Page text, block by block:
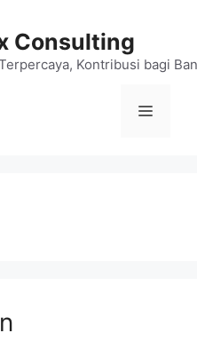
Consulting
Kontribusi bagi
Menu